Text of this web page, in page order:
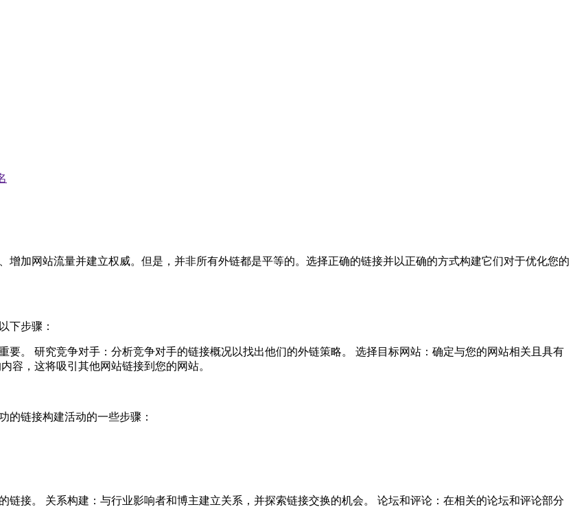
加网站流量并建立权威。但是，并非所有外链都是平等的。选择正确的链接并以正确的方式构建它们对于优化您的
下步骤：
。 研究竞争对手：分析竞争对手的链接概况以找出他们的外链策略。 选择目标网站：确定与您的网站相关且具有
容，这将吸引其他网站链接到您的网站。
的链接构建活动的一些步骤：
接。 关系构建：与行业影响者和博主建立关系，并探索链接交换的机会。 论坛和评论：在相关的论坛和评论部分